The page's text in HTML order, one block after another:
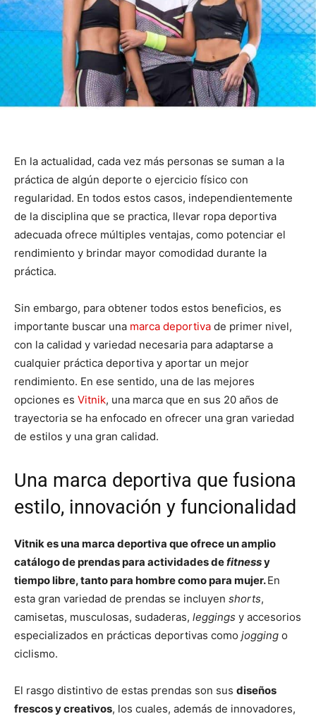
En la actualidad, cada vez más personas se suman a la
práctica de algún deporte o ejercicio físico con
regularidad. En todos estos casos, independientemente
de la disciplina que se practica, llevar ropa deportiva
adecuada ofrece múltiples ventajas, como potenciar el
rendimiento y brindar mayor comodidad durante la
práctica.
Sin embargo, para obtener todos estos beneficios, es
importante buscar una marca deportiva de primer nivel,
con la calidad y variedad necesaria para adaptarse a
cualquier práctica deportiva y aportar un mejor
rendimiento. En ese sentido, una de las mejores
opciones es Vitnik, una marca que en sus 20 años de
trayectoria se ha enfocado en ofrecer una gran variedad
de estilos y una gran calidad.
Una marca deportiva que fusiona
estilo, innovación y funcionalidad
Vitnik es una marca deportiva que ofrece un amplio
catálogo de prendas para actividades defitnessy
tiempo libre, tanto para hombre como para mujer.En
esta gran variedad de prendas se incluyen shorts,
camisetas, musculosas, sudaderas, leggings y accesorios
especializados en prácticas deportivas como jogging o
ciclismo.
El rasgo distintivo de estas prendas son sus diseños
frescos y creativos, los cuales, además de innovadores,